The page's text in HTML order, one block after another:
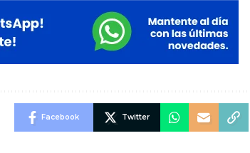
Facebook Twitter